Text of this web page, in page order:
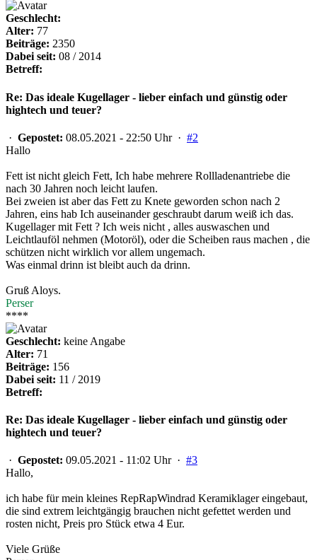
Geschlecht:
Alter: 77
Beiträge: 2350
Dabei seit: 08 / 2014
Betreff:
Re: Das ideale Kugellager - lieber einfach und günstig oder
hightech und teuer?
· Gepostet: 08.05.2021 - 22:50 Uhr · #2
Hallo
Fett ist nicht gleich Fett, Ich habe mehrere Rollladenantriebe die
nach 30 Jahren noch leicht laufen.
Bei zweien ist aber das Fett zu Knete geworden schon nach 2
Jahren, eins hab Ich auseinander geschraubt darum weiß ich das.
Kugellager mit Fett ? Ich weis nicht , alles auswaschen und
Leichtlauföl nehmen (Motoröl), oder die Scheiben raus machen , die
schützen nicht wirklich vor allem ungemach.
Was einmal drinn ist bleibt auch da drinn.
Gruß Aloys.
Perser
****
Geschlecht: keine Angabe
Alter: 71
Beiträge: 156
Dabei seit: 11 / 2019
Betreff:
Re: Das ideale Kugellager - lieber einfach und günstig oder
hightech und teuer?
· Gepostet: 09.05.2021 - 11:02 Uhr · #3
Hallo,
ich habe für mein kleines RepRapWindrad Keramiklager eingebaut,
die sind extrem leichtgängig brauchen nicht gefettet werden und
rosten nicht, Preis pro Stück etwa 4 Eur.
Viele Grüße